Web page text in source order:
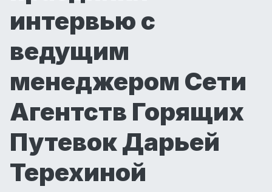
интервью с
ведущим
менеджером Сети
Агентств Горящих
Путевок Дарьей
Терехиной